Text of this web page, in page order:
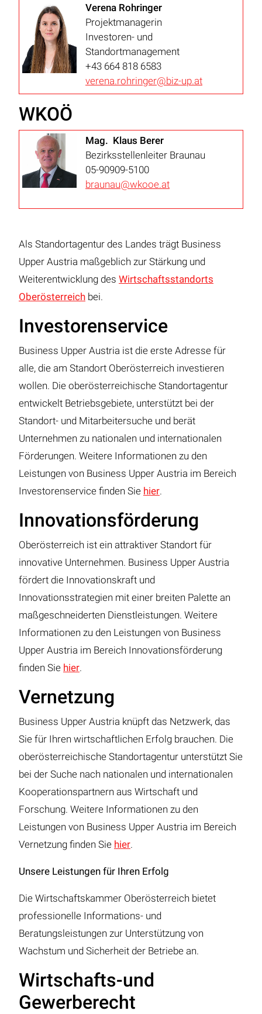
Verena Rohringer
Projektmanagerin
Investoren- und
Standortmanagement
+43 664 818 6583
verena.rohringer@biz-up.at
WKOÖ
Mag. Klaus Berer
Bezirksstellenleiter Braunau
05-90909-5100
braunau@wkooe.at
Als Standortagentur des Landes trägt Business
Upper Austria maßgeblich zur Stärkung und
Weiterentwicklung des Wirtschaftsstandorts
Oberösterreich bei.
Investorenservice
Business Upper Austria ist die erste Adresse für
alle, die am Standort Oberösterreich investieren
wollen. Die oberösterreichische Standortagentur
entwickelt Betriebsgebiete, unterstützt bei der
Standort- und Mitarbeitersuche und berät
Unternehmen zu nationalen und internationalen
Förderungen. Weitere Informationen zu den
Leistungen von Business Upper Austria im Bereich
Investorenservice finden Sie hier.
Innovationsförderung
Oberösterreich ist ein attraktiver Standort für
innovative Unternehmen. Business Upper Austria
fördert die Innovationskraft und
Innovationsstrategien mit einer breiten Palette an
maßgeschneiderten Dienstleistungen. Weitere
Informationen zu den Leistungen von Business
Upper Austria im Bereich Innovationsförderung
finden Sie hier.
Vernetzung
Business Upper Austria knüpft das Netzwerk, das
Sie für Ihren wirtschaftlichen Erfolg brauchen. Die
oberösterreichische Standortagentur unterstützt Sie
bei der Suche nach nationalen und internationalen
Kooperationspartnern aus Wirtschaft und
Forschung. Weitere Informationen zu den
Leistungen von Business Upper Austria im Bereich
Vernetzung finden Sie hier.
Unsere Leistungen für Ihren Erfolg
Die Wirtschaftskammer Oberösterreich bietet
professionelle Informations- und
Beratungsleistungen zur Unterstützung von
Wachstum und Sicherheit der Betriebe an.
Wirtschafts-und
Gewerberecht